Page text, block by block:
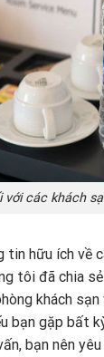
với các khách
tin hữu ích về
tôi đã chia
khách
bạn gặp bất
bạn nên